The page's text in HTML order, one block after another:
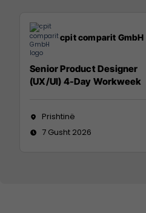
cpit comparit GmbH
Senior Product Designer
(UX/UI) 4-Day Workweek
Prishtinë
7 Gusht 2026